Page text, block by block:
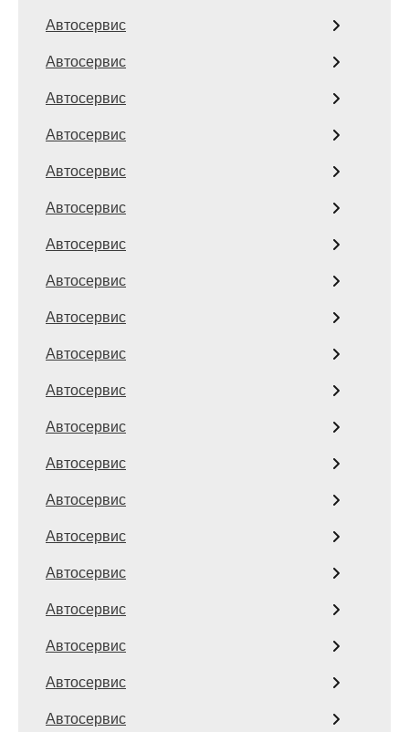
Автосервис
Автосервис
Автосервис
Автосервис
Автосервис
Автосервис
Автосервис
Автосервис
Автосервис
Автосервис
Автосервис
Автосервис
Автосервис
Автосервис
Автосервис
Автосервис
Автосервис
Автосервис
Автосервис
Автосервис